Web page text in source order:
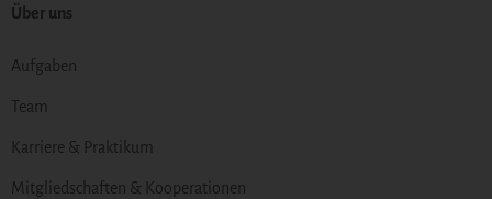
Über uns
Aufgaben
Team
Karriere & Praktikum
Mitgliedschaften & Kooperationen